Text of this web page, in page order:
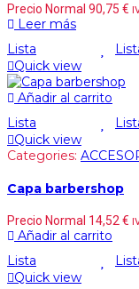
Precio Normal 90,75 €
Leer más
Lista
Quick view
Añadir al carrito
Lista
Quick view
Categories:
Capa barbershop
Precio Normal 14,52 €
Añadir al carrito
Lista
Quick view